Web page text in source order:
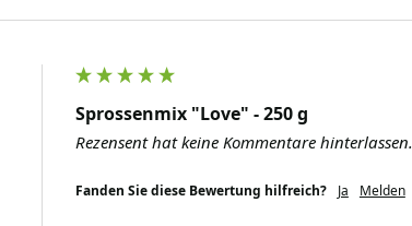
Sprossenmix "Love" - 250 g
Rezensent hat keine Kommentare hinterlassen.
Fanden Sie diese Bewertung hilfreich? Ja Melden